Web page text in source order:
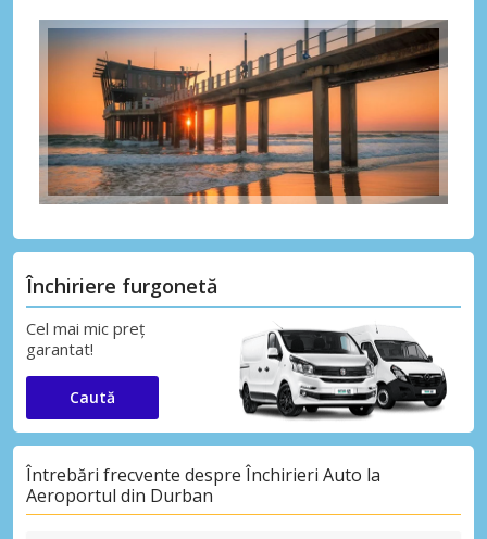
Închiriere furgonetă
Cel mai mic preț
garantat!
Caută
Întrebări frecvente despre Închirieri Auto la
Aeroportul din Durban